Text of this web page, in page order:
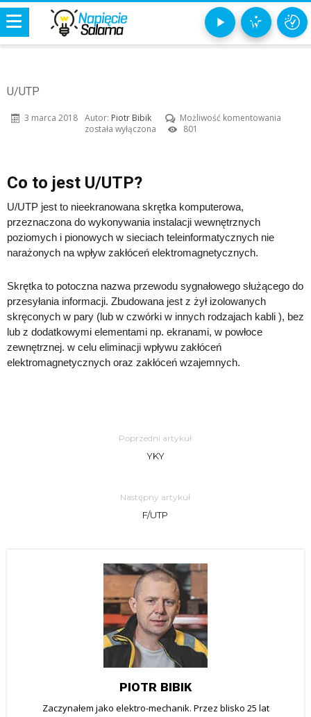
U/UTP
Autor: Piotr Bibik
3 marca 2018 Możliwość komentowania
została wyłączona
801
Co to jest U/UTP?
U/UTP jest to nieekranowana skrętka komputerowa,
przeznaczona do wykonywania instalacji wewnętrznych
poziomych i pionowych w sieciach teleinformatycznych nie
narażonych na wpływ zakłóceń elektromagnetycznych.
Skrętka to potoczna nazwa przewodu sygnałowego służącego do
przesyłania informacji. Zbudowana jest z żył izolowanych
skręconych w pary (lub w czwórki w innych rodzajach kabli ), bez
lub z dodatkowymi elementami np. ekranami, w powłoce
zewnętrznej. w celu eliminacji wpływu zakłóceń
elektromagnetycznych oraz zakłóceń wzajemnych.
Poprzedni artykuł
YKY
Następny artykuł
F/UTP
PIOTR BIBIK
Zaczynałem jako elektro-mechanik. Przez blisko 25 lat